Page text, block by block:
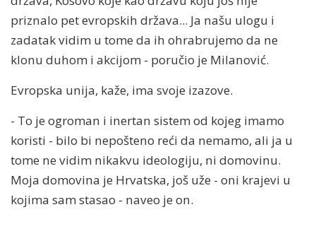
priznalo pet evropskih država... Ja našu ulogu i
zadatak vidim u tome da ih ohrabrujemo da ne
klonu duhom i akcijom - poručio je Milanović.
Evropska unija, kaže, ima svoje izazove.
- To je ogroman i inertan sistem od kojeg imamo
koristi - bilo bi nepošteno reći da nemamo, ali ja u
tome ne vidim nikakvu ideologiju, ni domovinu.
Moja domovina je Hrvatska, još uže - oni krajevi u
kojima sam stasao - naveo je on.